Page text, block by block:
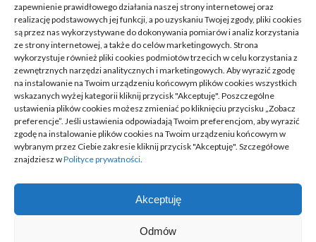
zapewnienie prawidłowego działania naszej strony internetowej oraz
realizację podstawowych jej funkcji, a po uzyskaniu Twojej zgody, pliki cookies
są przez nas wykorzystywane do dokonywania pomiarów i analiz korzystania
ze strony internetowej, a także do celów marketingowych. Strona
wykorzystuje również pliki cookies podmiotów trzecich w celu korzystania z
zewnętrznych narzędzi analitycznych i marketingowych. Aby wyrazić zgodę
na instalowanie na Twoim urządzeniu końcowym plików cookies wszystkich
wskazanych wyżej kategorii kliknij przycisk "Akceptuję". Poszczególne
ustawienia plików cookies możesz zmieniać po kliknięciu przycisku „Zobacz
preferencje”. Jeśli ustawienia odpowiadają Twoim preferencjom, aby wyrazić
zgodę na instalowanie plików cookies na Twoim urządzeniu końcowym w
wybranym przez Ciebie zakresie kliknij przycisk "Akceptuję". Szczegółowe
znajdziesz wPolityce prywatności.
Akceptuję
Odmów
Moda, Lifestyle
Motoryzacja (31)
Rozrywka, Edukacja (26)
Usługi
Technologie (23)
Sport, Turystyka
(52)